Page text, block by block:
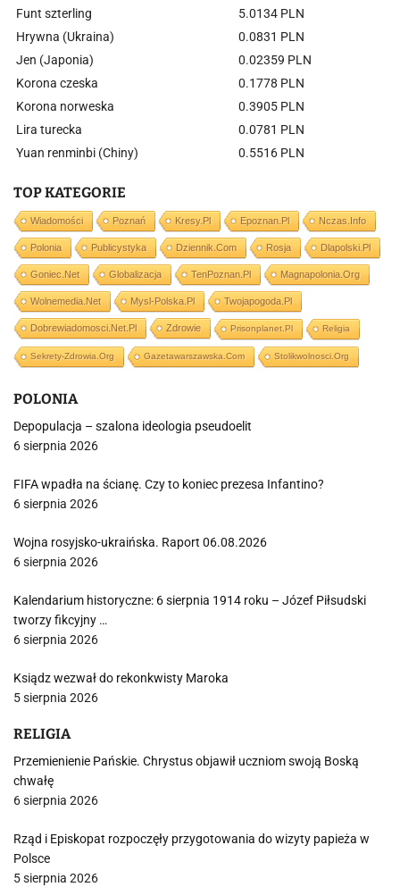
Funt szterling
5.0134 PLN
Hrywna (Ukraina)
0.0831 PLN
Jen (Japonia)
0.02359 PLN
Korona czeska
0.1778 PLN
Korona norweska
0.3905 PLN
Lira turecka
0.0781 PLN
Yuan renminbi (Chiny)
0.5516 PLN
TOP KATEGORIE
Wiadomości Poznań Kresy.pl Epoznan.pl Nczas.info
Polonia Publicystyka Dziennik.com Rosja Dlapolski.pl
Goniec.net Globalizacja TenPoznan.pl Magnapolonia.org
Wolnemedia.net Mysl-Polska.pl Twojapogoda.pl
Dobrewiadomosci.net.pl Zdrowie Prisonplanet.pl Religia
Sekrety-Zdrowia.org Gazetawarszawska.com Stolikwolnosci.org
POLONIA
Depopulacja – szalona ideologia pseudoelit
6 sierpnia 2026
FIFA wpadła na ścianę. Czy to koniec prezesa Infantino?
6 sierpnia 2026
Wojna rosyjsko-ukraińska. Raport 06.08.2026
6 sierpnia 2026
Kalendarium historyczne: 6 sierpnia 1914 roku – Józef Piłsudski
tworzy fikcyjny …
6 sierpnia 2026
Ksiądz wezwał do rekonkwisty Maroka
5 sierpnia 2026
RELIGIA
Przemienienie Pańskie. Chrystus objawił uczniom swoją Boską
chwałę
6 sierpnia 2026
Rząd i Episkopat rozpoczęły przygotowania do wizyty papieża w
Polsce
5 sierpnia 2026